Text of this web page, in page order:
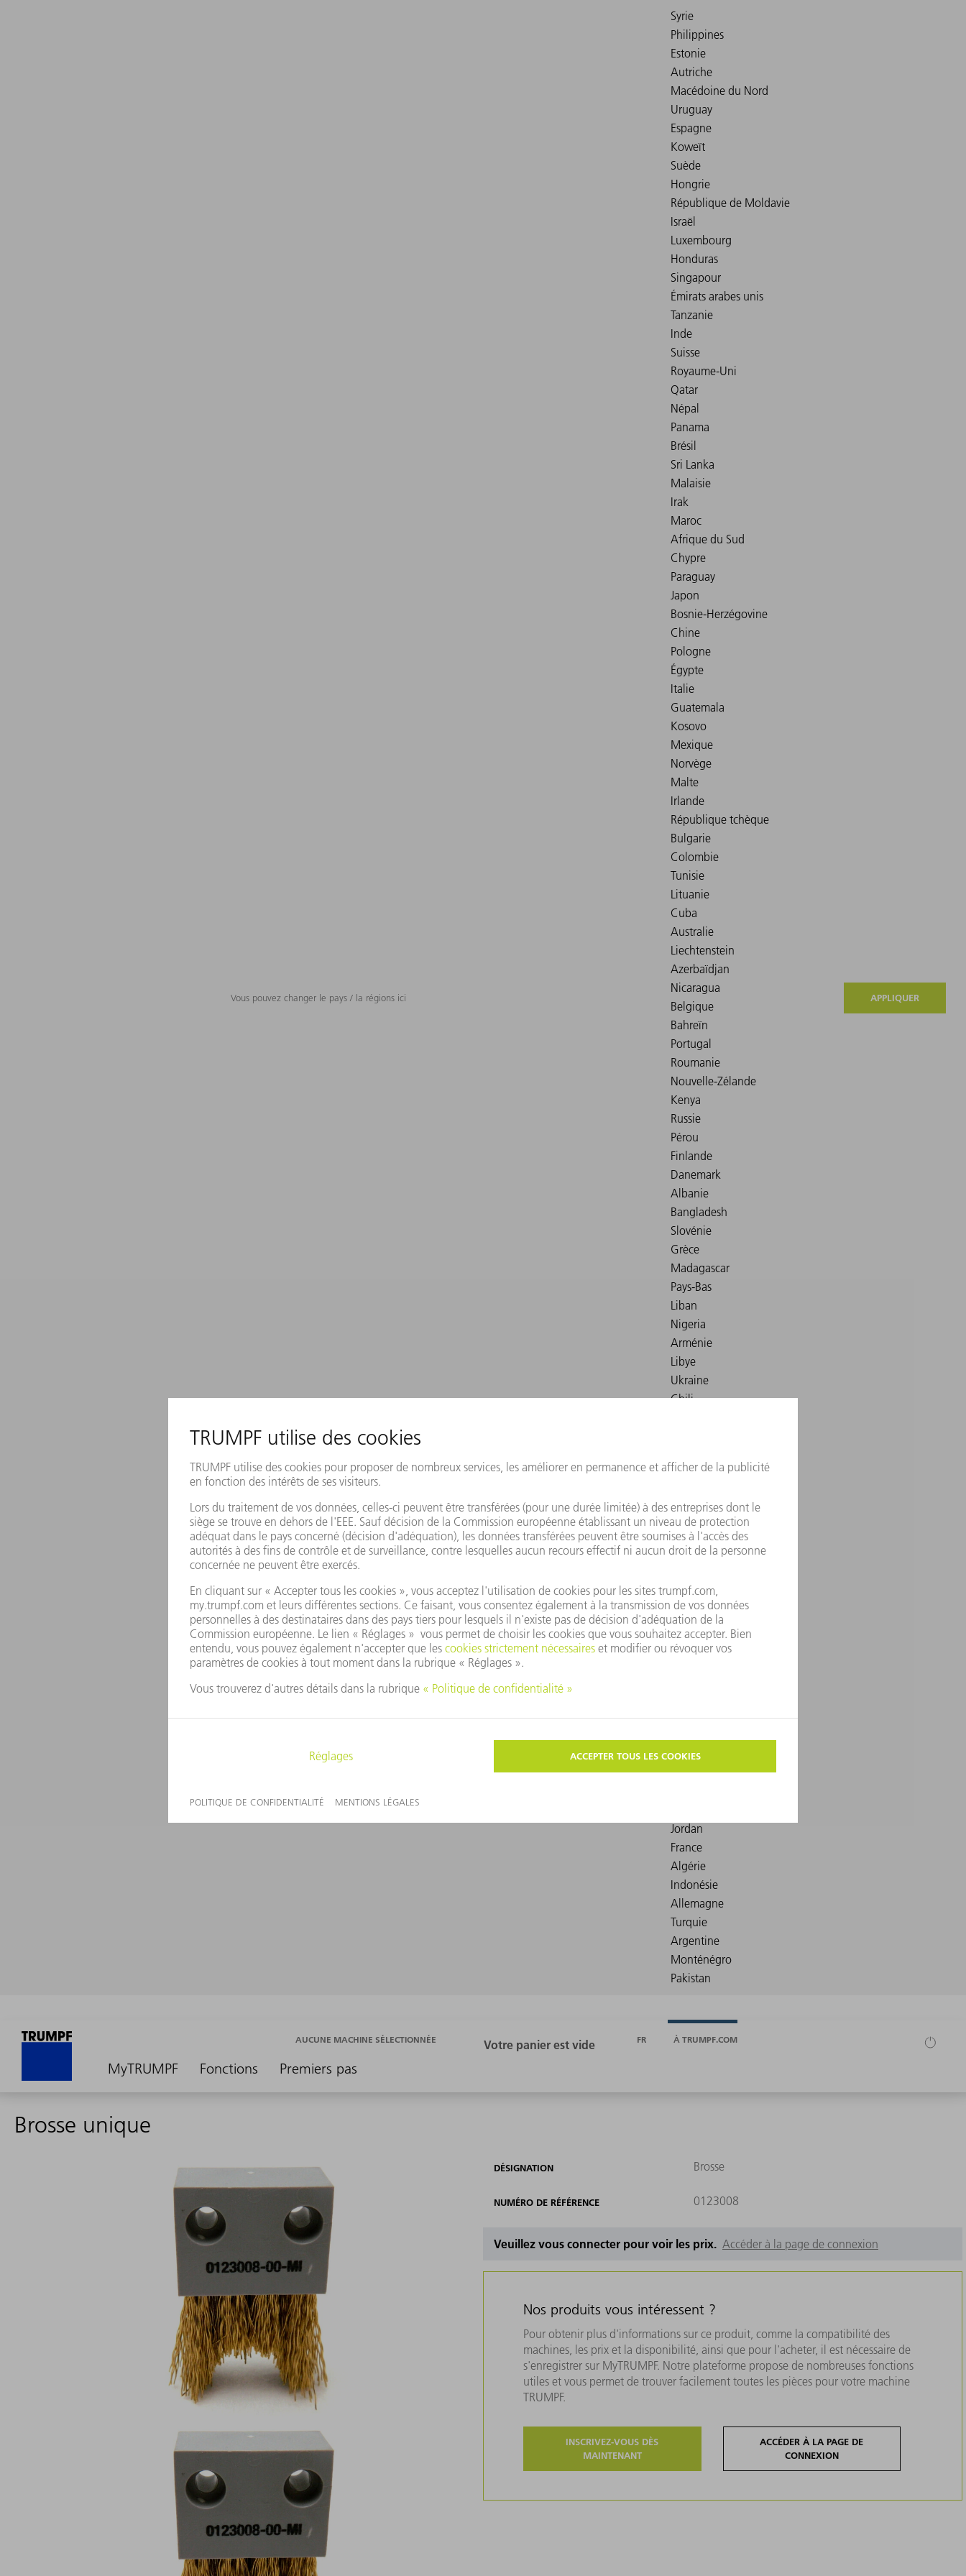
Vous pouvez changer le pays / la régions ici APPLIQUER
MyTRUMPF Fonctions Premiers pas
AUCUNE MACHINE SÉLECTIONNÉE FR À TRUMPF.COM
Brosse unique
DÉSIGNATION Brosse
NUMÉRO DE RÉFÉRENCE 0123008
Veuillez vous connecter pour voir les prix. Accéder à la page de connexion
Nos produits vous intéressent ?
Pour obtenir plus d'informations sur ce produit, comme la compatibilité des
machines, les prix et la disponibilité, ainsi que pour l'acheter, il est nécessaire de
s'enregistrer sur MyTRUMPF. Notre plateforme propose de nombreuses fonctions
utiles et vous permet de trouver facilement toutes les pièces pour votre machine
TRUMPF.
INSCRIVEZ-VOUS DÈS
MAINTENANT
ACCÉDER À LA PAGE DE
CONNEXION